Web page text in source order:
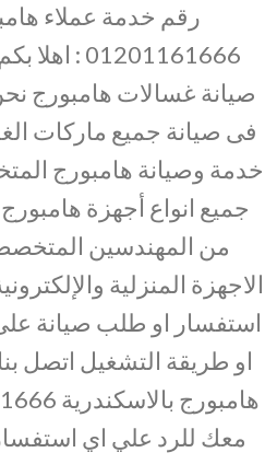
رقم خدمة عملاء
صيانة غسالات هامبورج نحن
فى صيانة جميع ماركات
خدمة وصيانة هامبورج
جميع انواع أجهزة
من المهندسين
الاجهزة المنزلية
استفسار او طلب صيانة
او طريقة التشغيل اتصل
معك للرد علي اي